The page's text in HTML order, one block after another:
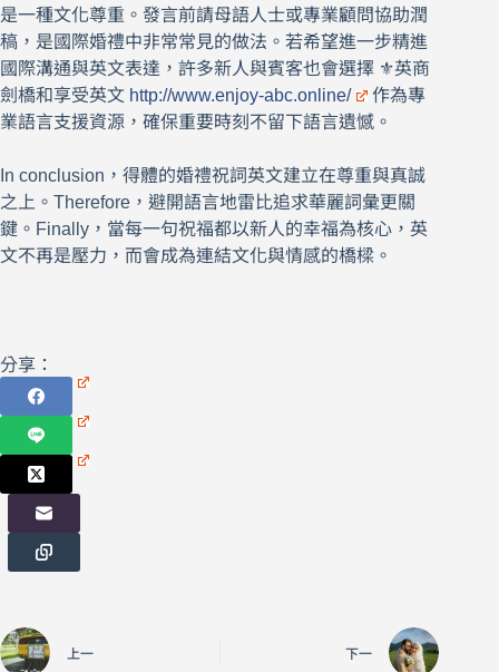
是一種文化尊重。發言前請母語人士或專業顧問協助潤
稿，是國際婚禮中非常常見的做法。若希望進一步精進
國際溝通與英文表達，許多新人與賓客也會選擇 ⚜️英商
劍橋和享受英文 http://www.enjoy-abc.online/
作為專
業語言支援資源，確保重要時刻不留下語言遺憾。
In conclusion，得體的婚禮祝詞英文建立在尊重與真誠
之上。Therefore，避開語言地雷比追求華麗詞彙更關
鍵。Finally，當每一句祝福都以新人的幸福為核心，英
文不再是壓力，而會成為連結文化與情感的橋樑。
分享：
上一 下一